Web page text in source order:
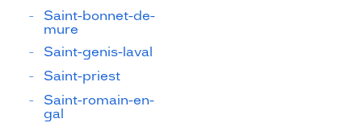
Saint-bonnet-de-
mure
Saint-genis-laval
Saint-priest
Saint-romain-en-
gal